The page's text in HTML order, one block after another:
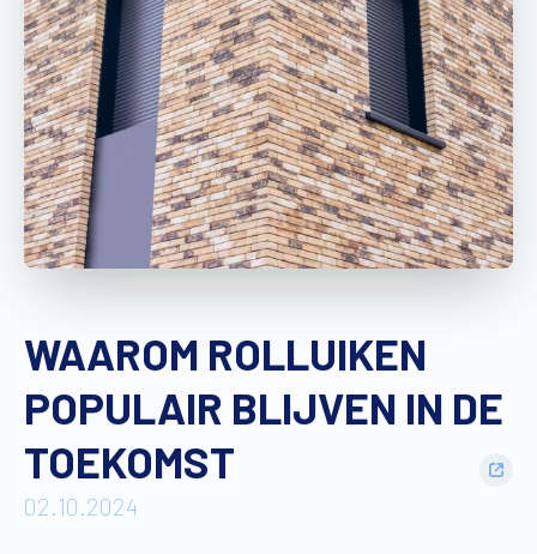
Vind een verdeler Offerte op maat
Gratis brochure
Wilms World
NL
WAAROM ROLLUIKEN
POPULAIR BLIJVEN IN DE
TOEKOMST
02.10.2024